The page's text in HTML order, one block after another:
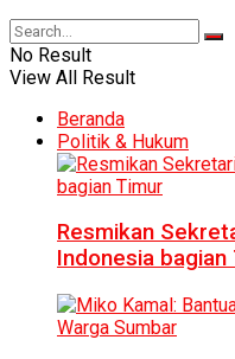
No Result
View All Result
Beranda
Politik & Hukum
Resmikan
Indonesia bagian